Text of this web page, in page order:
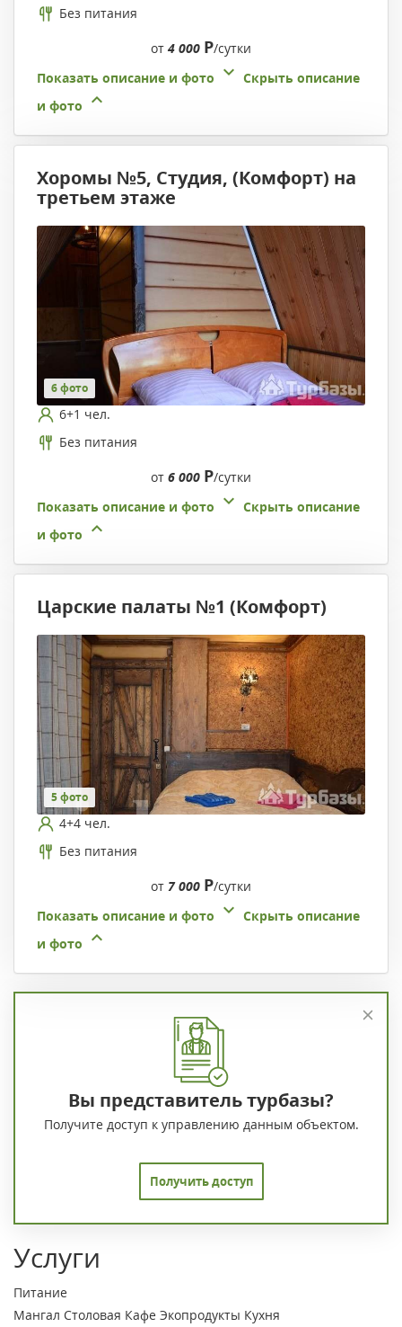
Без питания
от 4 000 Р/сутки
Показать описание и фото
Скрыть описание
и фото
Хоромы №5, Cтудия, (Комфорт) на
третьем этаже
6 фото
6+1 чел.
Без питания
от 6 000 Р/сутки
Показать описание и фото
Скрыть описание
и фото
Царские палаты №1 (Комфорт)
5 фото
4+4 чел.
Без питания
от 7 000 Р/сутки
Показать описание и фото
Скрыть описание
и фото
Вы представитель турбазы?
Получите доступ к управлению данным объектом.
Получить доступ
Услуги
Питание
Мангал Столовая Кафе Экопродукты Кухня